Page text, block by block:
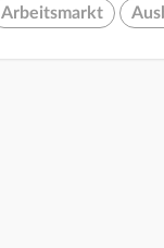
Arbeitsmarkt